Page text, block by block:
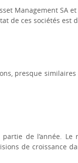
Management SA
de ces sociétés
presque
de l’année. Le
de croissance